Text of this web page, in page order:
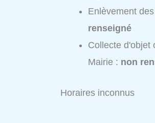
Enlèvement
renseigné
Collecte d'objet
Mairie : non
Horaires inconnus